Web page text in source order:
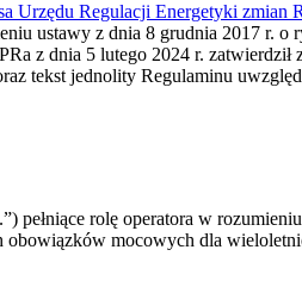
Urzędu Regulacji Energetyki
ustawy z dnia 8 grudnia 2017 r.
z dnia 5 lutego 2024 r.
tekst jednolity Regulaminu
pełniące rolę operatora w
mocowych dla